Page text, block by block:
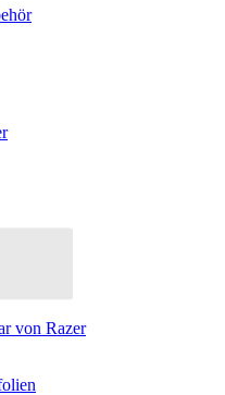
von Razer